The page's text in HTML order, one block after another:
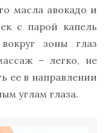
масла авокадо и
с парой капель
зоны глаз
– легко, не
ее в направлении
углам глаза.